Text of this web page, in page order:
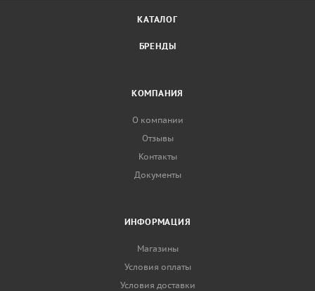
КАТАЛОГ
БРЕНДЫ
КОМПАНИЯ
О компании
Отзывы
Контакты
Документы
ИНФОРМАЦИЯ
Магазины
Условия оплаты
Условия доставки